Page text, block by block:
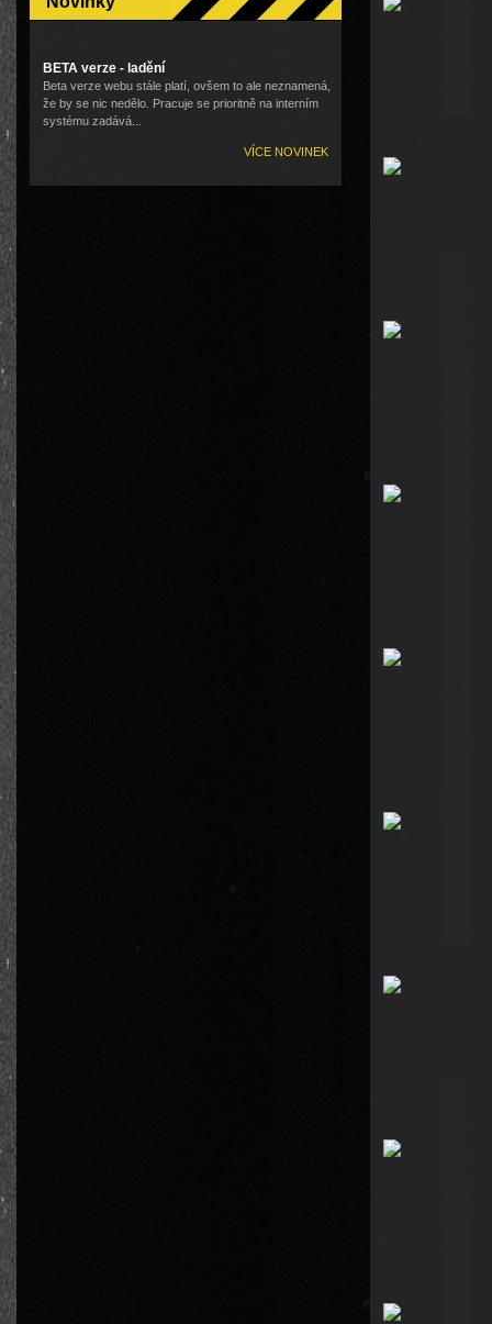
BETA verze - ladění
Beta verze webu stále platí, ovšem to ale neznamená,
že by se nic nedělo. Pracuje se prioritně na interním
systému zadává...
VÍCE NOVINEK